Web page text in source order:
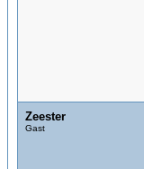
Zeester
Gast